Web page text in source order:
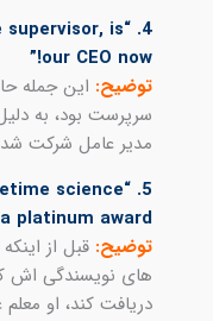
supervisor, is
our CEO now!”
توضیح: این جمله
سرپرست بود، به
مدیر عامل شرکت شد
science
award.”
توضیح: قبل از
های نویسندگی اش
دریافت کند، او معلم